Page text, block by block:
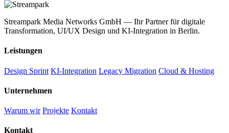
Streampark Media Networks GmbH — Ihr Partner für digitale
Transformation, UI/UX Design und KI-Integration in Berlin.
Leistungen
Design Sprint KI-Integration Legacy Migration Cloud & Hosting
Unternehmen
Warum wir Projekte Kontakt
Kontakt